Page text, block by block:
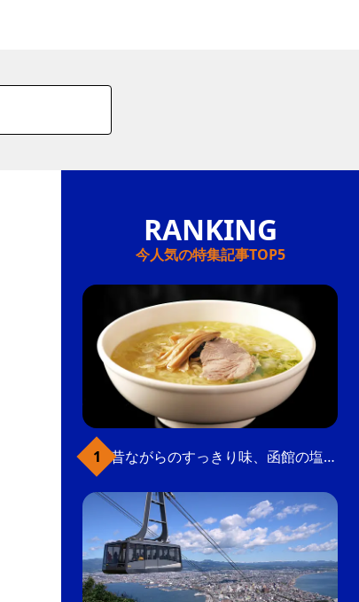
今人気の特集記事TOP5
昔ながらのすっきり味、函館の塩ラーメン